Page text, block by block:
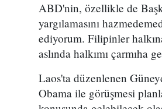
ABD'nin, özellikle de
yargılamasını
ediyorum. Filipinler
aslında halkımı çarmıha
Laos'ta düzenlenen
Obama ile görüşmesi